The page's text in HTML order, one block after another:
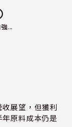
...
展望，但獲利
原料成本仍是